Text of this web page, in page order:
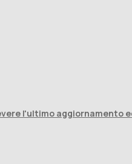
l'ultimo aggiornamento